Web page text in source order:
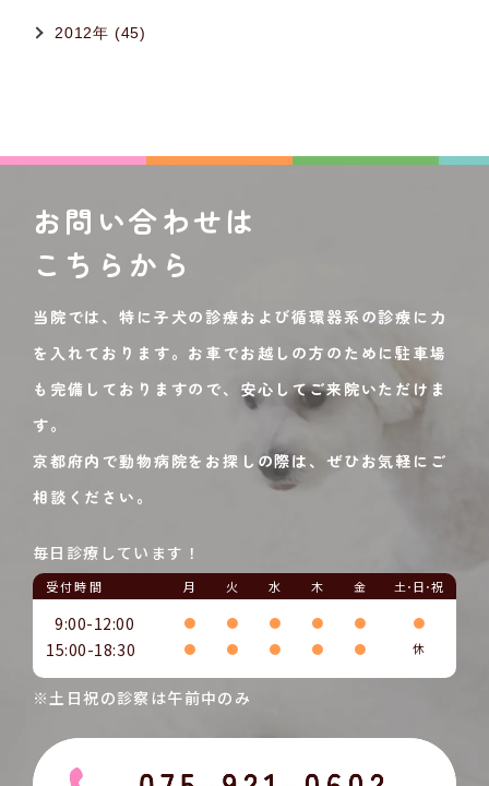
2012年 (45)
お問い合わせは
こちらから
当院では、特に子犬の診療および循環器系の診療に力
を入れております。お車でお越しの方のために駐車場
も完備しておりますので、安心してご来院いただけま
す。
京都府内で動物病院をお探しの際は、ぜひお気軽にご
相談ください。
毎日診療しています！
受付時間 月 火 水 木 金 土･日･祝
9:00-12:00 ● ● ● ● ● ●
15:00-18:30 ● ● ● ● ● 休
※土日祝の診察は午前中のみ